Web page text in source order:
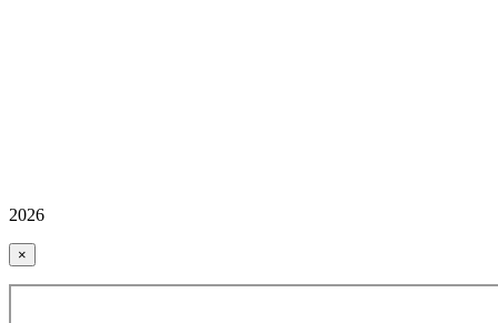
2026
×